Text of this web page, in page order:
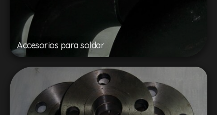
Accesorios para soldar